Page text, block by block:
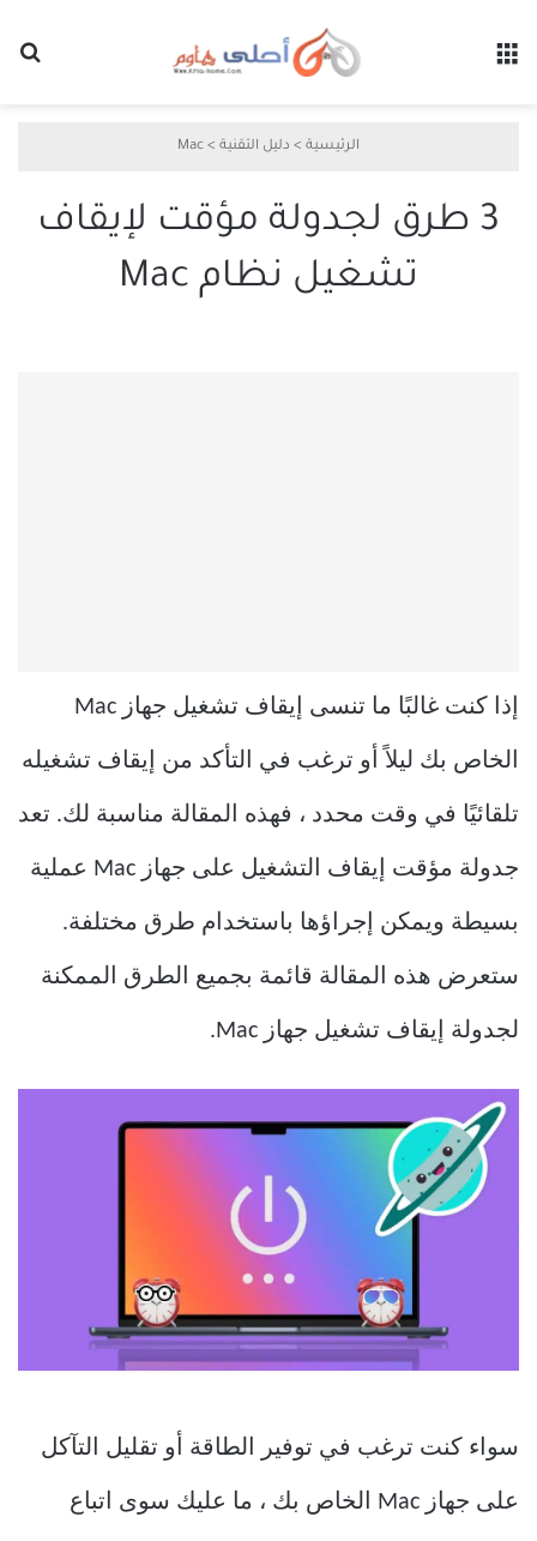
الرئيسية > دليل التقنية >
Mac
3 طرق لجدولة مؤقت لإيقاف
تشغيل نظام Mac
إذا كنت غالبًا ما تنسى إيقاف تشغيل جهاز Mac
الخاص بك ليلاً أو ترغب في التأكد من إيقاف تشغيله
تلقائيًا في وقت محدد ، فهذه المقالة مناسبة لك. تعد
جدولة مؤقت إيقاف التشغيل على جهاز Mac عملية
بسيطة ويمكن إجراؤها باستخدام طرق مختلفة.
ستعرض هذه المقالة قائمة بجميع الطرق الممكنة
لجدولة إيقاف تشغيل جهاز Mac.
سواء كنت ترغب في توفير الطاقة أو تقليل التآكل
على جهاز Mac الخاص بك ، ما عليك سوى اتباع